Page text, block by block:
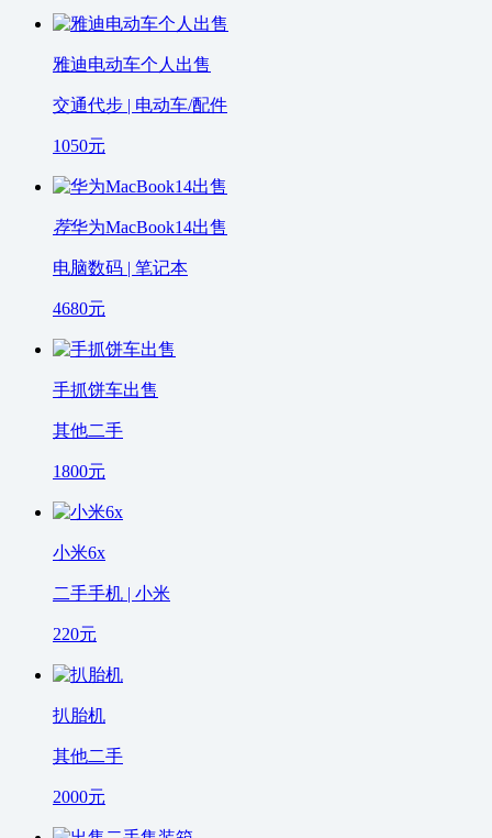
雅迪电动车个人出售
交通代步 | 电动车/配件
1050元
荐华为MacBook14出售
电脑数码 | 笔记本
4680元
手抓饼车出售
其他二手
1800元
小米6x
二手手机 | 小米
220元
扒胎机
其他二手
2000元